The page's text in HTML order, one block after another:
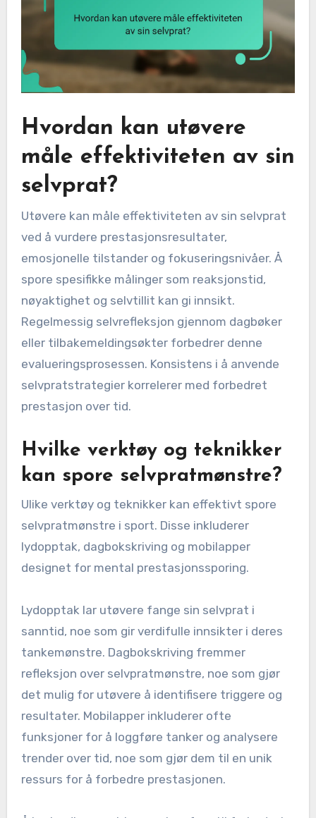
Hvordan kan utøvere
måle effektiviteten av sin
selvprat?
Utøvere kan måle effektiviteten av sin selvprat
ved å vurdere prestasjonsresultater,
emosjonelle tilstander og fokuseringsnivåer. Å
spore spesifikke målinger som reaksjonstid,
nøyaktighet og selvtillit kan gi innsikt.
Regelmessig selvrefleksjon gjennom dagbøker
eller tilbakemeldingsøkter forbedrer denne
evalueringsprosessen. Konsistens i å anvende
selvpratstrategier korrelerer med forbedret
prestasjon over tid.
Hvilke verktøy og teknikker
kan spore selvpratmønstre?
Ulike verktøy og teknikker kan effektivt spore
selvpratmønstre i sport. Disse inkluderer
lydopptak, dagbokskriving og mobilapper
designet for mental prestasjonssporing.
Lydopptak lar utøvere fange sin selvprat i
sanntid, noe som gir verdifulle innsikter i deres
tankemønstre. Dagbokskriving fremmer
refleksjon over selvpratmønstre, noe som gjør
det mulig for utøvere å identifisere triggere og
resultater. Mobilapper inkluderer ofte
funksjoner for å loggføre tanker og analysere
trender over tid, noe som gjør dem til en unik
ressurs for å forbedre prestasjonen.